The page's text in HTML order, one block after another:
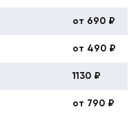
от 690 ₽
от 490 ₽
1130 ₽
от 790 ₽